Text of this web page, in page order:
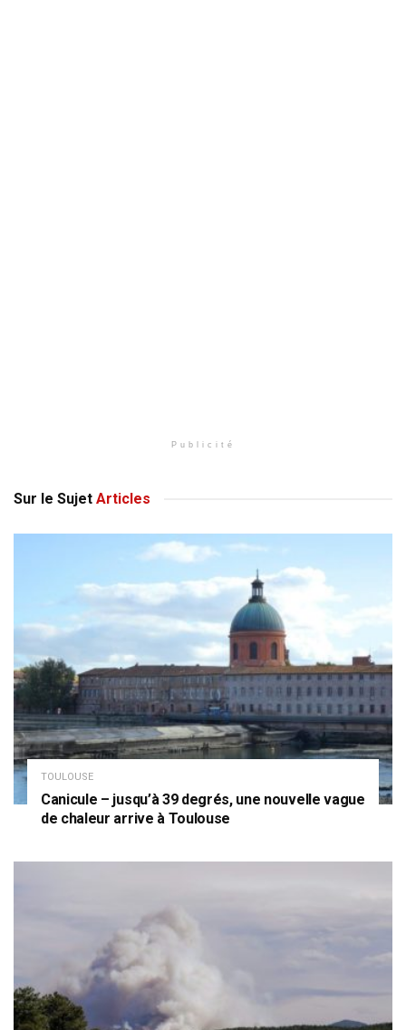
Publicité
Sur le Sujet Articles
TOULOUSE
Canicule – jusqu’à 39 degrés, une nouvelle vague
de chaleur arrive à Toulouse